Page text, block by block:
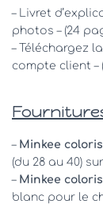
– Livret
photos – (24
– Téléchargez
compte client –
– Minkee
(du 28 au 40)
– Minkee
blanc pour le